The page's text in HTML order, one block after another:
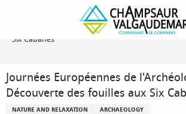
Journées Européennes de l'Archéologie :
Six Cabanes
Journées Européennes de
Découverte des fouilles aux Six
NATURE AND RELAXATION ARCHAEOLOGY